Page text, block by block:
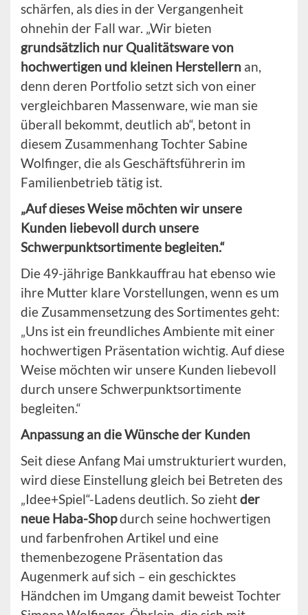
schärfen, als dies in der Vergangenheit
ohnehin der Fall war. „Wir bieten
grundsätzlich nur Qualitätsware von
hochwertigen und kleinen Herstellern an,
denn deren Portfolio setzt sich von einer
vergleichbaren Massenware, wie man sie
überall bekommt, deutlich ab“, betont in
diesem Zusammenhang Tochter Sabine
Wolfinger, die als Geschäftsführerin im
Familienbetrieb tätig ist.
„Auf dieses Weise möchten wir unsere
Kunden liebevoll durch unsere
Schwerpunktsortimente begleiten.“
Die 49-jährige Bankkauffrau hat ebenso wie
ihre Mutter klare Vorstellungen, wenn es um
die Zusammensetzung des Sortimentes geht:
„Uns ist ein freundliches Ambiente mit einer
hochwertigen Präsentation wichtig. Auf diese
Weise möchten wir unsere Kunden liebevoll
durch unsere Schwerpunktsortimente
begleiten.“
Anpassung an die Wünsche der Kunden
Seit diese Anfang Mai umstrukturiert wurden,
wird diese Einstellung gleich bei Betreten des
„Idee+Spiel“-Ladens deutlich. So ziehtder
neue Haba-Shopdurch seine hochwertigen
und farbenfrohen Artikel und eine
themenbezogene Präsentation das
Augenmerk auf sich – ein geschicktes
Händchen im Umgang damit beweist Tochter